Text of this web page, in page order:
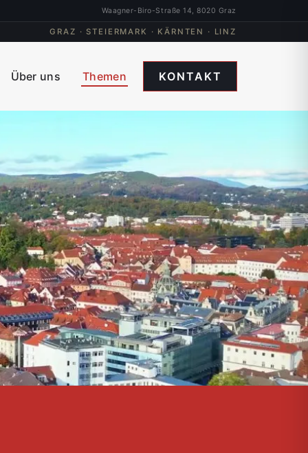
Waagner-Biro-Straße 14, 8020 Graz
GRAZ · STEIERMARK · KÄRNTEN · LINZ
Über uns Themen KONTAKT